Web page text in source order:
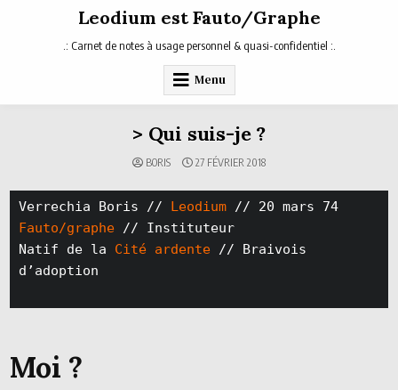
Leodium est Fauto/Graphe
.: Carnet de notes à usage personnel & quasi-confidentiel :.
Menu
> Qui suis-je ?
BORIS 27 FÉVRIER 2018
Verrechia Boris // Leodium
Fauto/graphe // Instituteur
Natif de la Cité ardente // Braivois
d’adoption
Moi ?